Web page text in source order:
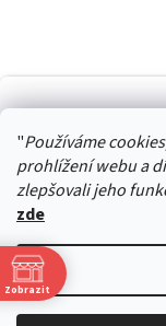
"Používáme
prohlížení webu a
zlepšovali jeho
zde
Copyright 2026
Zobrazit
Stačí se přihlásit